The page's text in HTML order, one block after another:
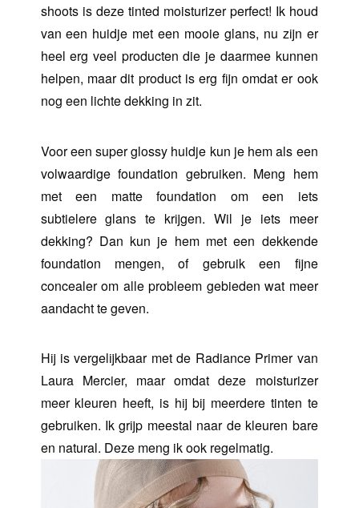
shoots is deze tinted moisturizer perfect! Ik houd
van een huidje met een mooie glans, nu zijn er
heel erg veel producten die je daarmee kunnen
helpen, maar dit product is erg fijn omdat er ook
nog een lichte dekking in zit.
Voor een super glossy huidje kun je hem als een
volwaardige foundation gebruiken. Meng hem
met een matte foundation om een iets
subtielere glans te krijgen. Wil je iets meer
dekking? Dan kun je hem met een dekkende
foundation mengen, of gebruik een fijne
concealer om alle probleem gebieden wat meer
aandacht te geven.
Hij is vergelijkbaar met de Radiance Primer van
Laura Mercier, maar omdat deze moisturizer
meer kleuren heeft, is hij bij meerdere tinten te
gebruiken. Ik grijp meestal naar de kleuren bare
en natural. Deze meng ik ook regelmatig.